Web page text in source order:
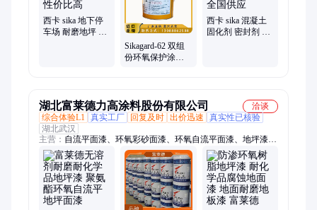
层、提高混凝土、环氧粘结剂
西卡 sika 地下停
车场 耐磨地坪 耐
Sikagard-62 双组
份环氧保护涂料
西卡 sika 混凝土
固化剂 密封剂 性
湖北富莱德力高涂料股份有限公司
洽谈
综合体验L1
真实工厂 回复及时 出价迅速
真实性已核验
湖北武汉
主营： 自流平面漆、环氧彩砂面漆、环氧自流平面漆、地坪漆、
环氧地坪漆、自流平地坪漆、聚氨酯罩面清漆、环氧富锌底漆、
防锈漆、防腐漆、环氧云铁中间漆、氟碳面漆、金属氟碳漆、重
防腐涂料、氟碳漆、丙烯酸聚氨酯面漆、氯磺化聚乙烯漆、玻璃
鳞片胶泥、环氧腻子、环氧煤沥青漆